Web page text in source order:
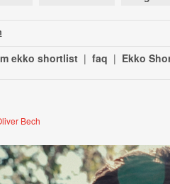
ekko shortlist | faq | Ekko
Bech